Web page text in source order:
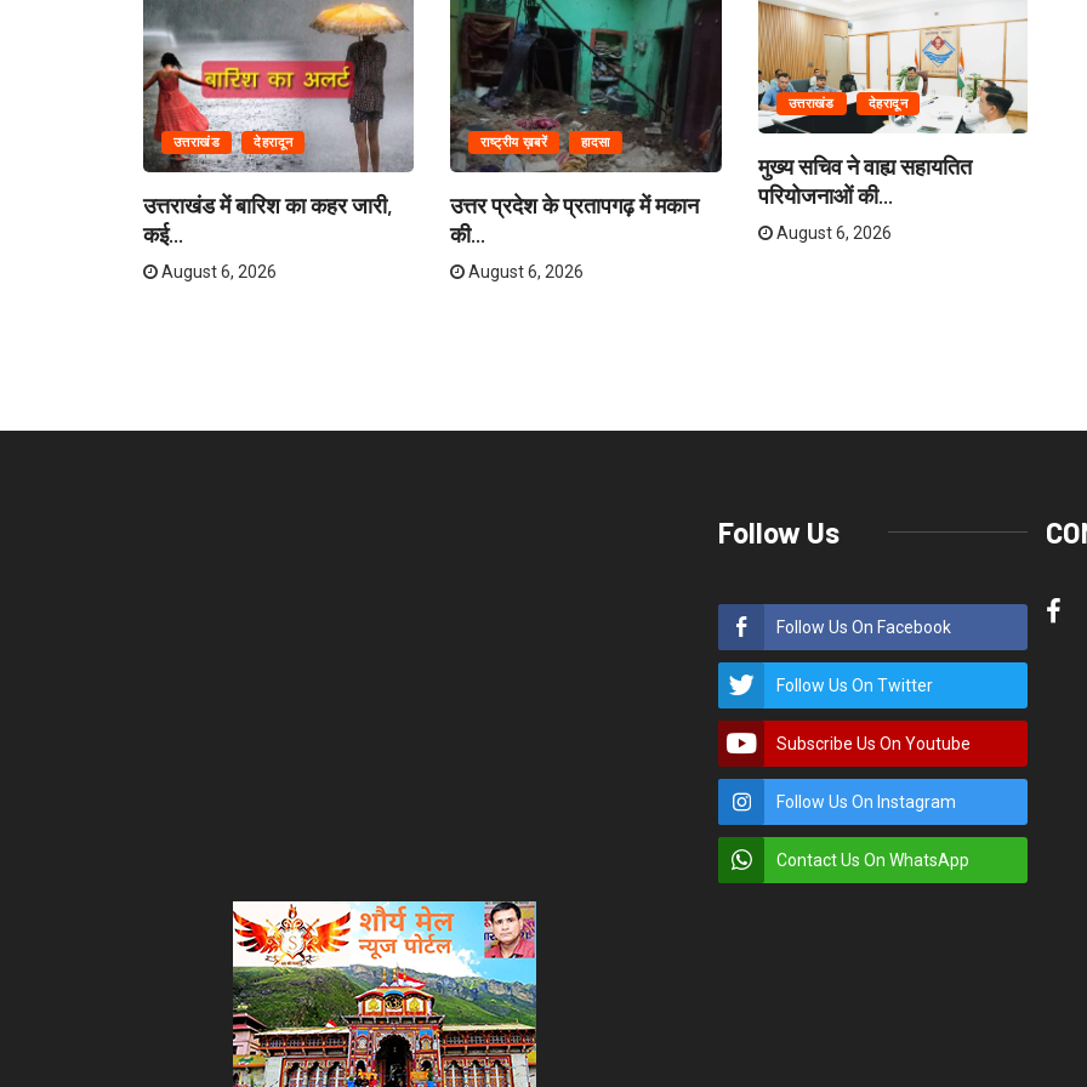
उत्तराखंड देहरादून
उत्तराखंड में बारिश का कहर जारी,
कई...
August 6, 2026
राष्ट्रीय ख़बरें हादसा
उत्तर प्रदेश के प्रतापगढ़ में मकान
की...
August 6, 2026
उत्तराखंड देहरादून
मुख्य सचिव ने वाह्य सहायतित
परियोजनाओं की...
August 6, 2026
Follow Us
Follow Us On Facebook
Follow Us On Twitter
Subscribe Us On Youtube
Follow Us On Instagram
Contact Us On WhatsApp